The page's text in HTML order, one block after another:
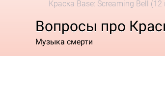
Краска Base: Screaming Bell (12
Вопросы про
Музыка смерти